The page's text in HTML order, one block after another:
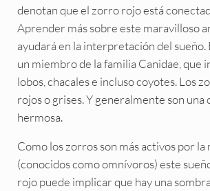
denotan que el zorro rojo está
Aprender más sobre este maravilloso
ayudará en la interpretación del sueño.
un miembro de la familia Canidae, que
lobos, chacales e incluso coyotes. Los
rojos o grises. Y generalmente son una
hermosa.
Como los zorros son más activos por la
(conocidos como omnívoros) este
rojo puede implicar que hay una